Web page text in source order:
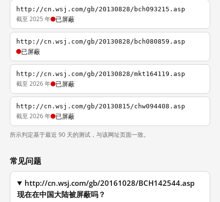
http://cn.wsj.com/gb/20130828/bch093215.asp
截至 2025 年 已屏蔽
http://cn.wsj.com/gb/20130828/bch080859.asp
已屏蔽
http://cn.wsj.com/gb/20130828/mkt164119.asp
截至 2026 年 已屏蔽
http://cn.wsj.com/gb/20130815/chw094408.asp
截至 2026 年 已屏蔽
所示判定基于最近 90 天的测试，与该网址页面一致。
常见问题
http://cn.wsj.com/gb/20161028/BCH142544.asp
现在在中国大陆被屏蔽吗？